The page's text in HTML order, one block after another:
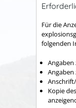
Für die
folgenden
Angaben
Kopie